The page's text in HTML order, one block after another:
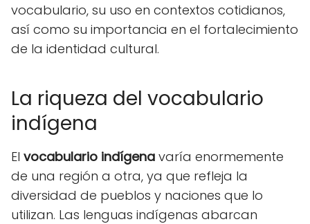
vocabulario, su uso en contextos cotidianos,
así como su importancia en el fortalecimiento
de la identidad cultural.
La riqueza del vocabulario
indígena
El vocabulario indígena varía enormemente
de una región a otra, ya que refleja la
diversidad de pueblos y naciones que lo
utilizan. Las lenguas indígenas abarcan